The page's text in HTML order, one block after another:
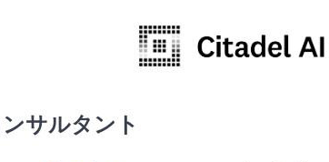
サルタント